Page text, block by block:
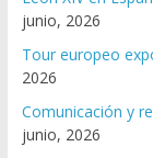
junio, 2026
Tour europeo
2026
Comunicación y
junio, 2026